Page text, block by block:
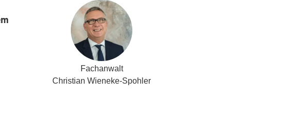
Fachanwalt
Christian Wieneke-Spohler